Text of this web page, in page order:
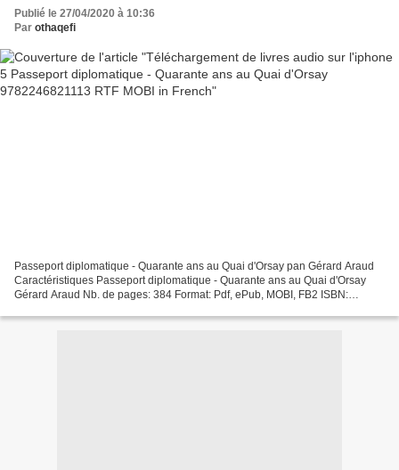
Publié le 27/04/2020 à 10:36
Par othaqefi
Passeport diplomatique - Quarante ans au Quai d'Orsay pan Gérard Araud
Caractéristiques Passeport diplomatique - Quarante ans au Quai d'Orsay
Gérard Araud Nb. de pages: 384 Format: Pdf, ePub, MOBI, FB2 ISBN: